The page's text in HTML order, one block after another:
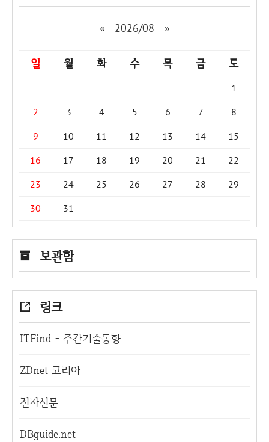
« 2026/08 »
일 월 화 수 목 금 토
1
2
3 4 5 6 7
8
9
10 11 12 13 14
15
16
17 18 19 20 21
22
23
24 25 26 27 28
29
30
31
보관함
링크
ITFind - 주간기술동향
ZDnet 코리아
전자신문
DBguide.net